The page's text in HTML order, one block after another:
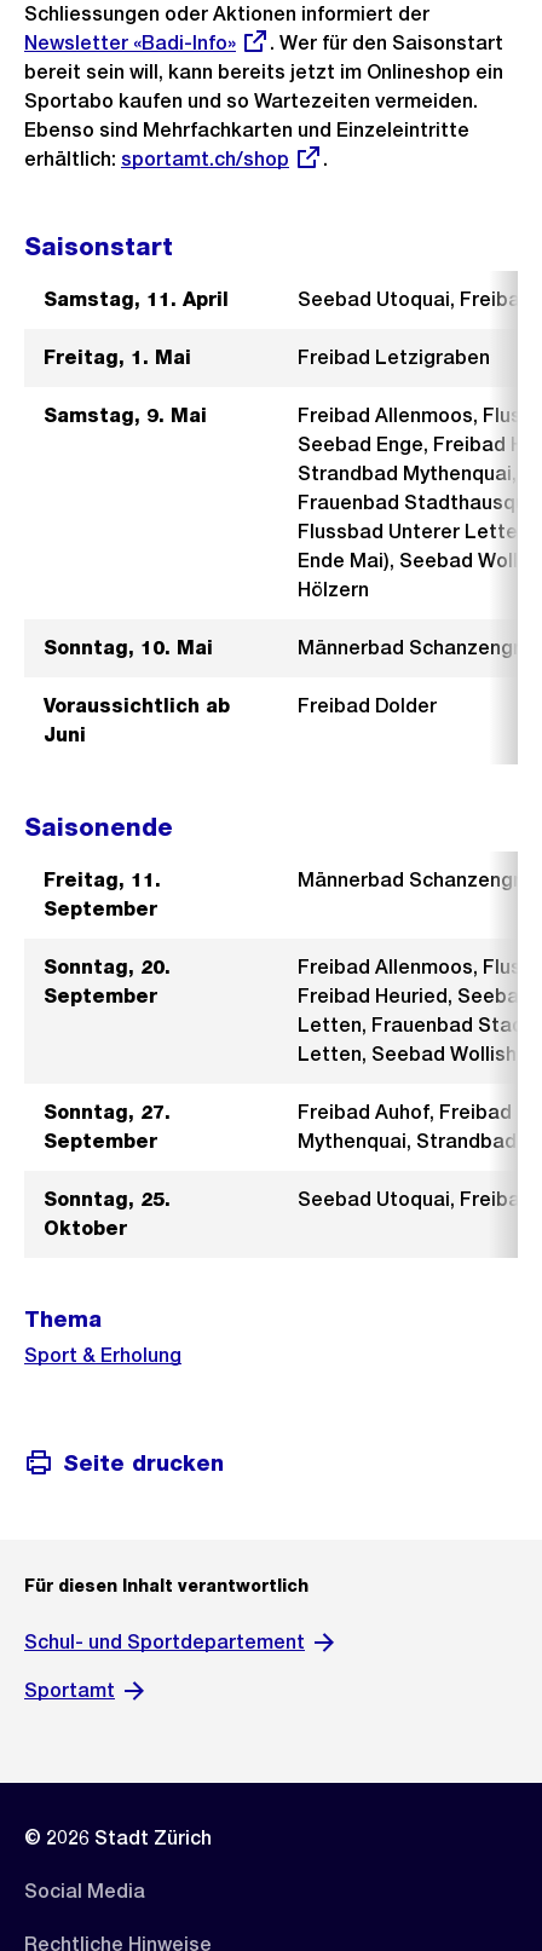
Schliessungen oder Aktionen informiert der
Link:
Newsletter «Badi-Info»
. Wer für den Saisonstart
bereit sein will, kann bereits jetzt im Onlineshop ein
Sportabo kaufen und so Wartezeiten vermeiden.
Ebenso sind Mehrfachkarten und Einzeleintritte
erhältlich: Externer
sportamt.ch/shop .
Saisonstart
Samstag, 11. April Seebad Utoquai, Freibad
Freitag, 1. Mai Freibad Letzigraben
Samstag, 9. Mai
Freibad Allenmoos,
Seebad Enge, Freibad
Strandbad Mythenquai,
Frauenbad
Flussbad Unterer Letten
Ende Mai), Seebad
Hölzern
Sonntag, 10. Mai Männerbad
Voraussichtlich ab
Juni
Freibad Dolder
Saisonende
Freitag, 11.
September
Männerbad
Sonntag, 20.
September
Freibad Allenmoos,
Freibad Heuried, Seebad
Letten, Frauenbad
Letten, Seebad
Sonntag, 27.
September
Freibad Auhof, Freibad
Mythenquai, Strandbad
Sonntag, 25.
Oktober
Seebad Utoquai, Freibad
Weitere
Informationen
Thema
Sport & Erholung
Seite drucken
Für diesen Inhalt verantwortlich
Schul- und Sportdepartement
Sportamt
© 2026 Stadt Zürich
Social Media
Rechtliche Hinweise